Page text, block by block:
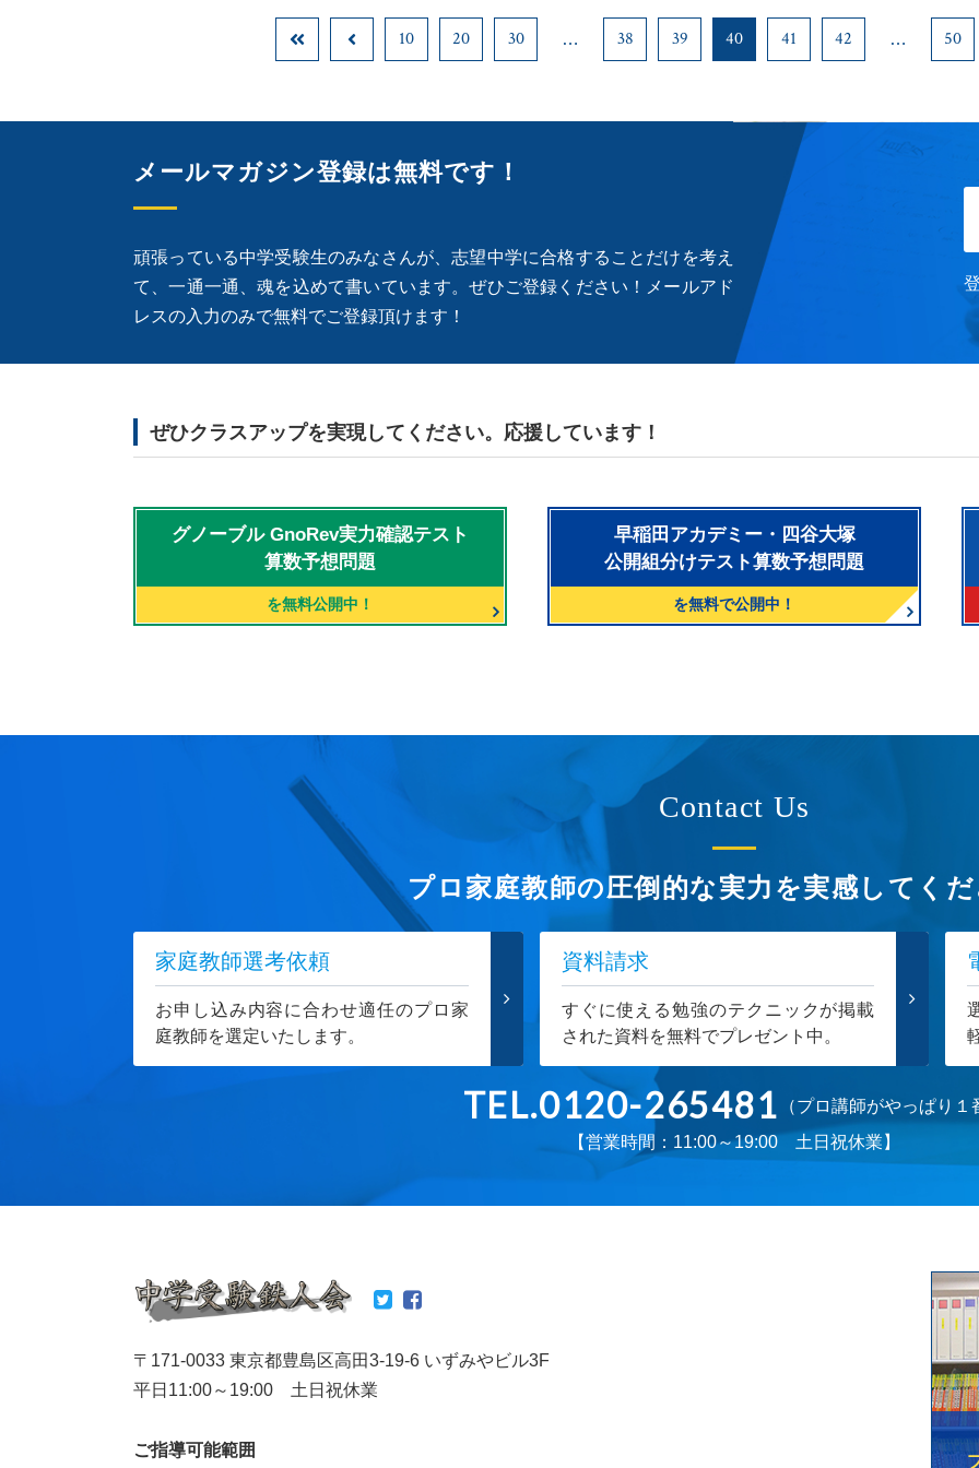
10 20 30 38 39 40 41 42 50
メールマガジン登録は無料です！
頑張っている中学受験生のみなさんが、志望中学に合格することだけを考え
て、一通一通、魂を込めて書いています。ぜひご登録ください！メールアド
レスの入力のみで無料でご登録頂けます！
ぜひクラスアップを実現してください。応援しています！
グノーブル GnoRev実力確認テスト
算数予想問題
を無料公開中！
早稲田アカデミー・四谷大塚
公開組分けテスト算数予想問題
を無料で公開中！
Contact Us
プロ家庭教師の圧倒的な実力を実感してく
家庭教師選考依頼
お申し込み内容に合わせ適任のプロ家
庭教師を選定いたします。
資料請求
すぐに使える勉強のテクニックが掲載
された資料を無料でプレゼント中。
TEL.0120-265481 （プロ講師がやっぱり１
【営業時間：11:00～19:00 土日祝休業】
〒171-0033 東京都豊島区高田3-19-6 いずみやビル3F
平日11:00～19:00 土日祝休業
ご指導可能範囲